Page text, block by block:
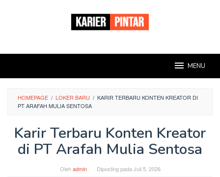
MENU
HOMEPAGE / LOKER BARU / KARIR TERBARU KONTEN KREATOR DI
PT ARAFAH MULIA SENTOSA
Karir Terbaru Konten Kreator
di PT Arafah Mulia Sentosa
Olehadmin Diposting pada Juli 5, 2026